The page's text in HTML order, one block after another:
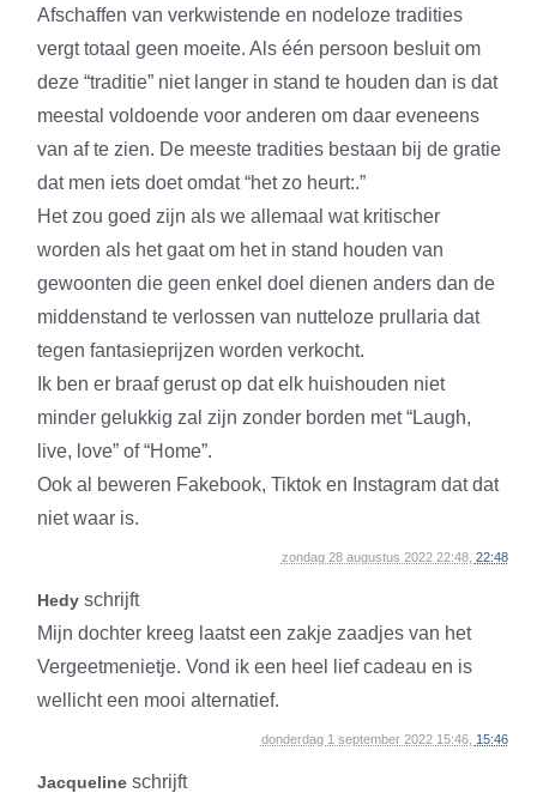
Afschaffen van verkwistende en nodeloze tradities
vergt totaal geen moeite. Als één persoon besluit om
deze “traditie” niet langer in stand te houden dan is dat
meestal voldoende voor anderen om daar eveneens
van af te zien. De meeste tradities bestaan bij de gratie
dat men iets doet omdat “het zo heurt:.”
Het zou goed zijn als we allemaal wat kritischer
worden als het gaat om het in stand houden van
gewoonten die geen enkel doel dienen anders dan de
middenstand te verlossen van nutteloze prullaria dat
tegen fantasieprijzen worden verkocht.
Ik ben er braaf gerust op dat elk huishouden niet
minder gelukkig zal zijn zonder borden met “Laugh,
live, love” of “Home”.
Ook al beweren Fakebook, Tiktok en Instagram dat dat
niet waar is.
zondag 28 augustus 2022 22:48, 22:48
Hedy schrijft
Mijn dochter kreeg laatst een zakje zaadjes van het
Vergeetmenietje. Vond ik een heel lief cadeau en is
wellicht een mooi alternatief.
donderdag 1 september 2022 15:46, 15:46
Jacqueline schrijft